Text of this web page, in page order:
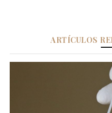
ARTÍCULOS